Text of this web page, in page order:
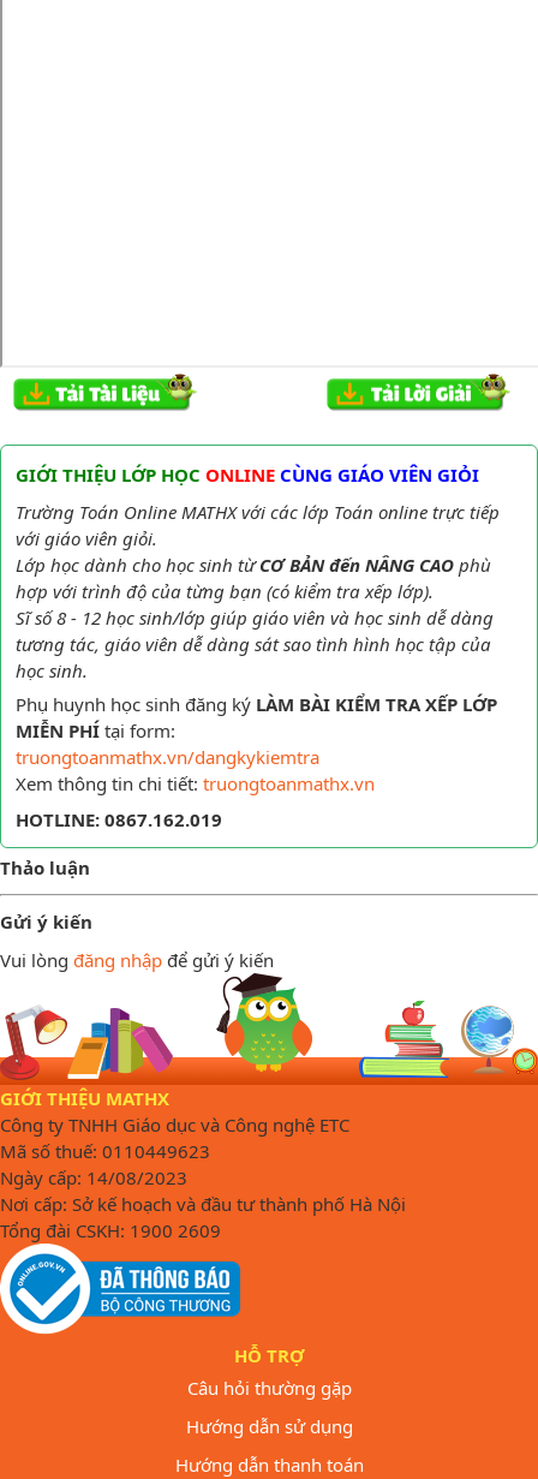
GIỚI THIỆU LỚP HỌC ONLINE CÙNG GIÁO VIÊN GIỎI
Trường Toán Online MATHX với các lớp Toán online trực tiếp
với giáo viên giỏi.
Lớp học dành cho học sinh từCƠ BẢN đến NÂNG CAO phù
hợp với trình độ của từng bạn (có kiểm tra xếp lớp).
Sĩ số 8 - 12 học sinh/lớp giúp giáo viên và học sinh dễ dàng
tương tác, giáo viên dễ dàng sát sao tình hình học tập của
học sinh.
Phụ huynh học sinh đăng ký LÀM BÀI KIỂM TRA XẾP LỚP
MIỄN PHÍ tại form:
truongtoanmathx.vn/dangkykiemtra
Xem thông tin chi tiết: truongtoanmathx.vn
HOTLINE: 0867.162.019
Thảo luận
Gửi ý kiến
Vui lòng đăng nhập để gửi ý kiến
GIỚI THIỆU MATHX
Công ty TNHH Giáo dục và Công nghệ ETC
Mã số thuế: 0110449623
Ngày cấp: 14/08/2023
Nơi cấp: Sở kế hoạch và đầu tư thành phố Hà Nội
Tổng đài CSKH: 1900 2609
HỖ TRỢ
Câu hỏi thường gặp
Hướng dẫn sử dụng
Hướng dẫn thanh toán